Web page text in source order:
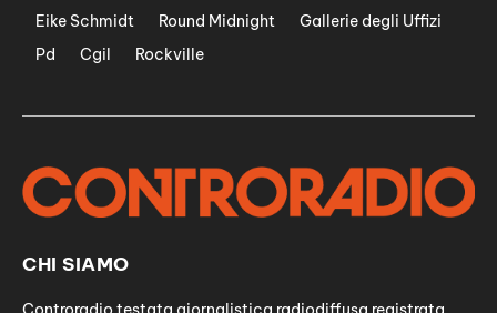
Eike Schmidt
Round Midnight
Gallerie degli Uffizi
Pd
Cgil Rockville
CHI SIAMO